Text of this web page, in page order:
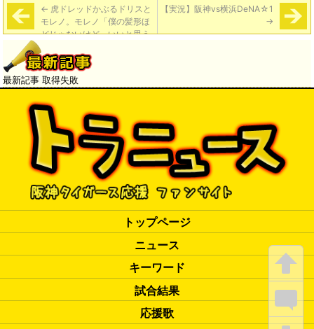
← 虎ドレッドかぶるドリスと
モレノ。モレノ「僕の髪形ほ
どじゃないけど、いいと思う
よ」
【実況】阪神vs横浜DeNA☆1
→
最新記事 取得失敗
トップページ
ニュース
キーワード
試合結果
応援歌